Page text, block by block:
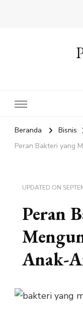
Beranda
Bisnis
Peran Bakteri yang
UPDATED ON
Peran
Anak-